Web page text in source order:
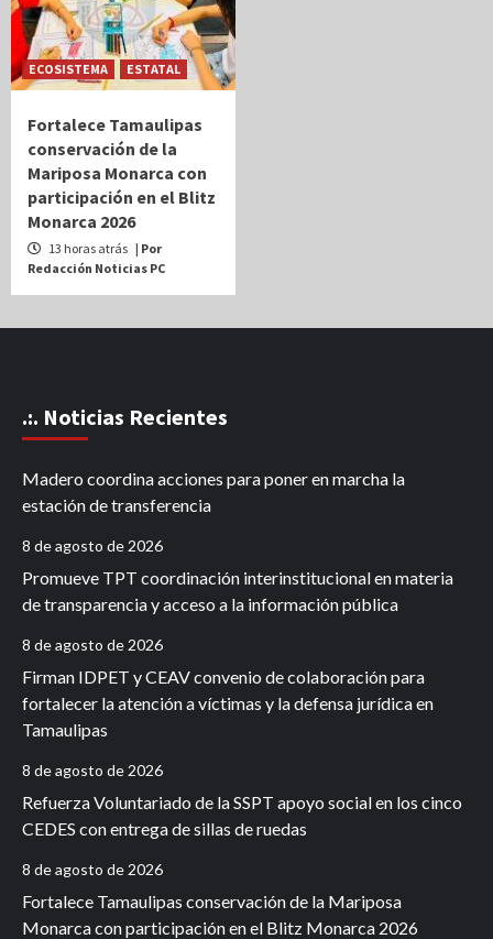
ECOSISTEMA ESTATAL
Fortalece Tamaulipas
conservación de la
Mariposa Monarca con
participación en el Blitz
Monarca 2026
13 horas atrás | Por
Redacción Noticias PC
.:. Noticias Recientes
Madero coordina acciones para poner en marcha la
estación de transferencia
8 de agosto de 2026
Promueve TPT coordinación interinstitucional en materia
de transparencia y acceso a la información pública
8 de agosto de 2026
Firman IDPET y CEAV convenio de colaboración para
fortalecer la atención a víctimas y la defensa jurídica en
Tamaulipas
8 de agosto de 2026
Refuerza Voluntariado de la SSPT apoyo social en los cinco
CEDES con entrega de sillas de ruedas
8 de agosto de 2026
Fortalece Tamaulipas conservación de la Mariposa
Monarca con participación en el Blitz Monarca 2026